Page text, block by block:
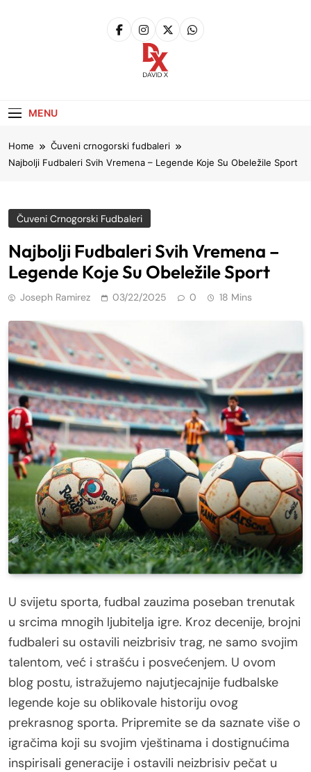
MENU
Home
Čuveni crnogorski fudbaleri
Najbolji Fudbaleri Svih Vremena – Legende Koje Su Obeležile Sport
Čuveni Crnogorski Fudbaleri
Najbolji Fudbaleri Svih Vremena –
Legende Koje Su Obeležile Sport
Joseph Ramirez 03/22/2025 0 18 Mins
U svijetu sporta, fudbal zauzima poseban trenutak
u srcima mnogih ljubitelja igre. Kroz decenije, brojni
fudbaleri su ostavili neizbrisiv trag, ne samo svojim
talentom, već i strašću i posvećenjem. U ovom
blog postu, istražujemo najutjecajnije fudbalske
legende koje su oblikovale historiju ovog
prekrasnog sporta. Pripremite se da saznate više o
igračima koji su svojim vještinama i dostignućima
inspirisali generacije i ostavili neizbrisiv pečat u